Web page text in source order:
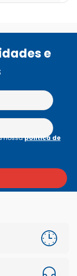
e
nossapolítica de